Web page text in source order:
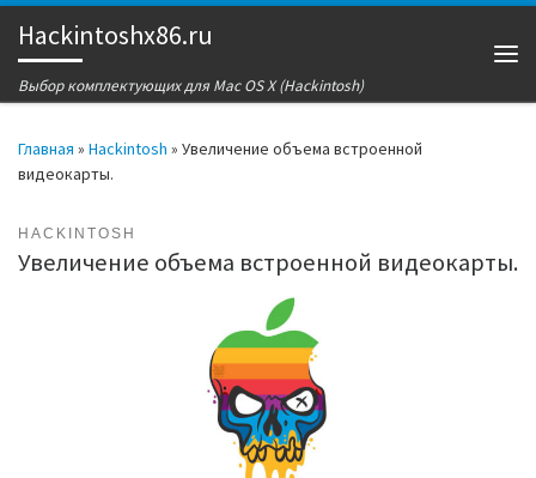
Перейти к содержимому
Hackintoshx86.ru
Выбор комплектующих для Mac OS X (Hackintosh)
Главная » Hackintosh » Увеличение объема встроенной
видеокарты.
HACKINTOSH
Увеличение объема встроенной видеокарты.